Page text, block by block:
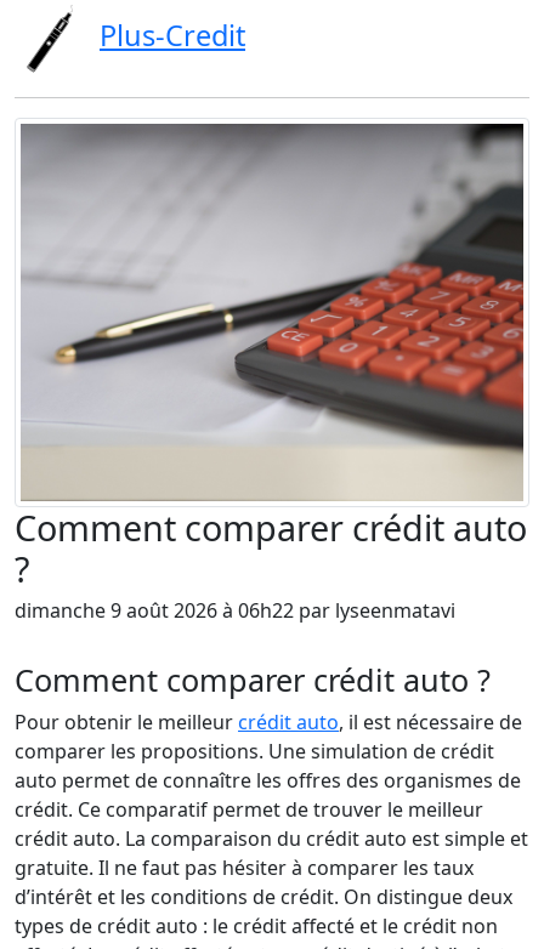
Plus-Credit
Comment comparer crédit auto
?
dimanche 9 août 2026 à 06h22 par lyseenmatavi
Comment comparer crédit auto ?
Pour obtenir le meilleurcrédit auto, il est nécessaire de
comparer les propositions. Une simulation de crédit
auto permet de connaître les offres des organismes de
crédit. Ce comparatif permet de trouver le meilleur
crédit auto. La comparaison du crédit auto est simple et
gratuite. Il ne faut pas hésiter à comparer les taux
d’intérêt et les conditions de crédit. On distingue deux
types de crédit auto : le crédit affecté et le crédit non